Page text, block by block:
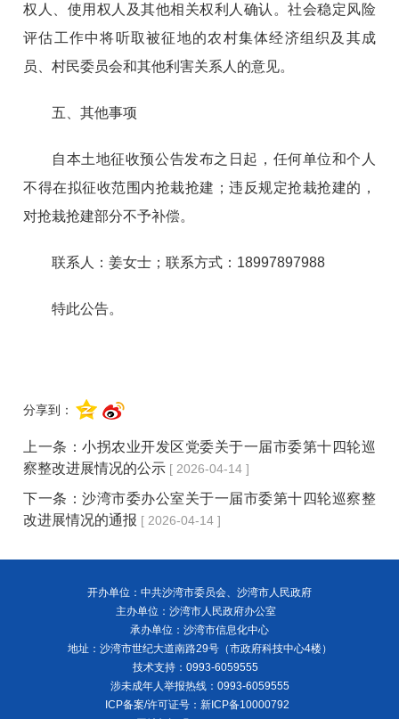
权人、使用权人及其他相关权利人确认。社会稳定风险
评估工作中将听取被征地的农村集体经济组织及其成
员、村民委员会和其他利害关系人的意见。
五、其他事项
自本土地征收预公告发布之日起，任何单位和个人
不得在拟征收范围内抢栽抢建；违反规定抢栽抢建的，
对抢栽抢建部分不予补偿。
联系人：姜女士；联系方式：18997897988
特此公告。
分享到：
上一条：小拐农业开发区党委关于一届市委第十四轮巡
察整改进展情况的公示 [ 2026-04-14 ]
下一条：沙湾市委办公室关于一届市委第十四轮巡察整
改进展情况的通报 [ 2026-04-14 ]
开办单位：中共沙湾市委员会、沙湾市人民政府
主办单位：沙湾市人民政府办公室
承办单位：沙湾市信息化中心
地址：沙湾市世纪大道南路29号（市政府科技中心4楼）
技术支持：0993-6059555
涉未成年人举报热线：0993-6059555
ICP备案/许可证号： 新ICP备10000792